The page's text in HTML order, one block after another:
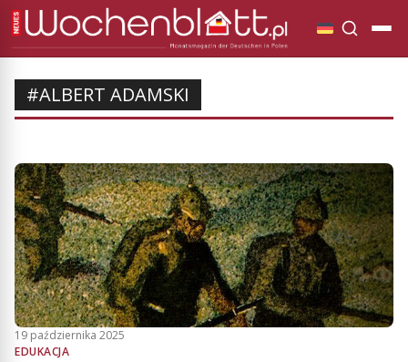
#ALBERT ADAMSKI
19 października 2025
EDUKACJA